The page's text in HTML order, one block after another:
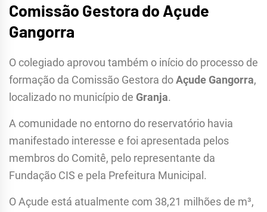
Comissão Gestora do Açude
Gangorra
O colegiado aprovou também o início do processo de
formação da Comissão Gestora doAçude Gangorra,
localizado no município de Granja.
A comunidade no entorno do reservatório havia
manifestado interesse e foi apresentada pelos
membros do Comitê, pelo representante da
Fundação CIS e pela Prefeitura Municipal.
O Açude está atualmente com 38,21 milhões de m³,